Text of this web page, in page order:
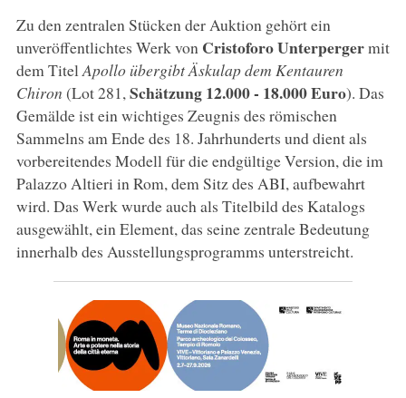
Zu den zentralen Stücken der Auktion gehört ein
unveröffentlichtes Werk von CristoforoUnterpergermit
dem Titel Apollo übergibt Äskulap dem Kentauren
Chiron (Lot 281, Schätzung 12.000 - 18.000 Euro). Das
Gemälde ist ein wichtiges Zeugnis des römischen
Sammelns am Ende des 18. Jahrhunderts und dient als
vorbereitendes Modell für die endgültige Version, die im
Palazzo Altieri in Rom, dem Sitz des ABI, aufbewahrt
wird. Das Werk wurde auch als Titelbild des Katalogs
ausgewählt, ein Element, das seine zentrale Bedeutung
innerhalb des Ausstellungsprogramms unterstreicht.